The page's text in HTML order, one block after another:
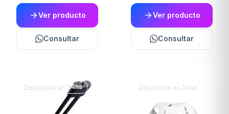
Ver producto
Consultar
Ver producto
Consultar
Disponible en 24hs Disponible en 24hs